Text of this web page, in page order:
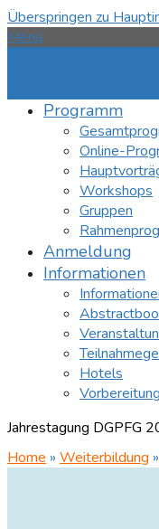
Überspringen zu
Menü
Programm
Online-
Workshops
Gruppen
Anmeldung
Informationen
Hotels
Jahrestagung DGPFG
Home » Weiterbildung »